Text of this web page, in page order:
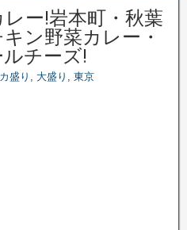
ー!岩本町・秋葉
ン野菜カレー・
チーズ!
盛り , 大盛り , 東京